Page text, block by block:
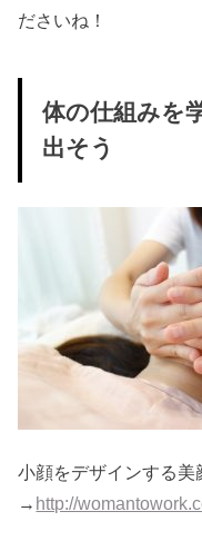
ださいね！
体の仕組みを
出そう
小顔をデザインする
→ http://